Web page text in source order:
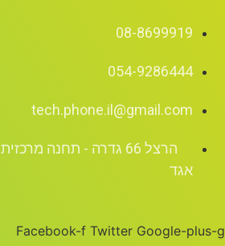
08-8699919
054-9286444
tech.phone.il@gmail.com
הרצל 66 גדרה - תחנה מרכזית
אגד
Facebook-f Twitter Google-plus-g